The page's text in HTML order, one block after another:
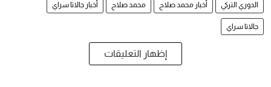
الدوري التركي أخبار محمد صلاح محمد صلاح أخبار جالاتا سراي
جالاتا سراي
إظهار التعليقات